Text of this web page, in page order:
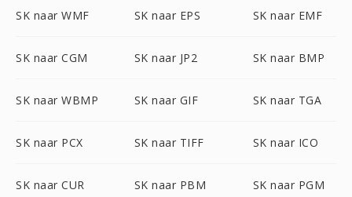
SK naar WMF SK naar EPS SK naar EMF
SK naar CGM SK naar JP2 SK naar BMP
SK naar WBMP SK naar GIF SK naar TGA
SK naar PCX SK naar TIFF SK naar ICO
SK naar CUR SK naar PBM SK naar PGM